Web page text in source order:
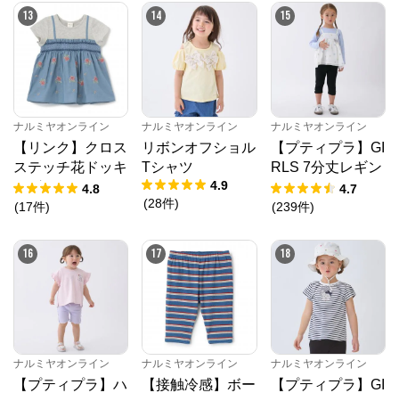
13
ナルミヤオンライン
【リンク】クロス
ステッチ花ドッキ
ングTシャツ
4.8
(17件)
14
ナルミヤオンライン
リボンオフショル
Tシャツ
4.9
(28件)
15
ナルミヤオンライン
【プティプラ】GI
RLS 7分丈レギン
ス
4.7
(239件)
16
ナルミヤオンライン
【プティプラ】ハ
17
ナルミヤオンライン
【接触冷感】ボー
18
ナルミヤオンライン
【プティプラ】GI
ナルミヤオンライン公式通販ショップ。人気子供服メ
ゾピアノ、プティマイン、ラブトキシック、アナスイ
ミニ等、全ブランド、全商品をご覧いただけます。